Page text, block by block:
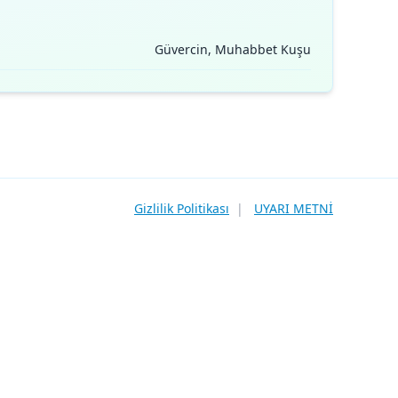
Güvercin, Muhabbet Kuşu
Gizlilik Politikası | UYARI METNİ